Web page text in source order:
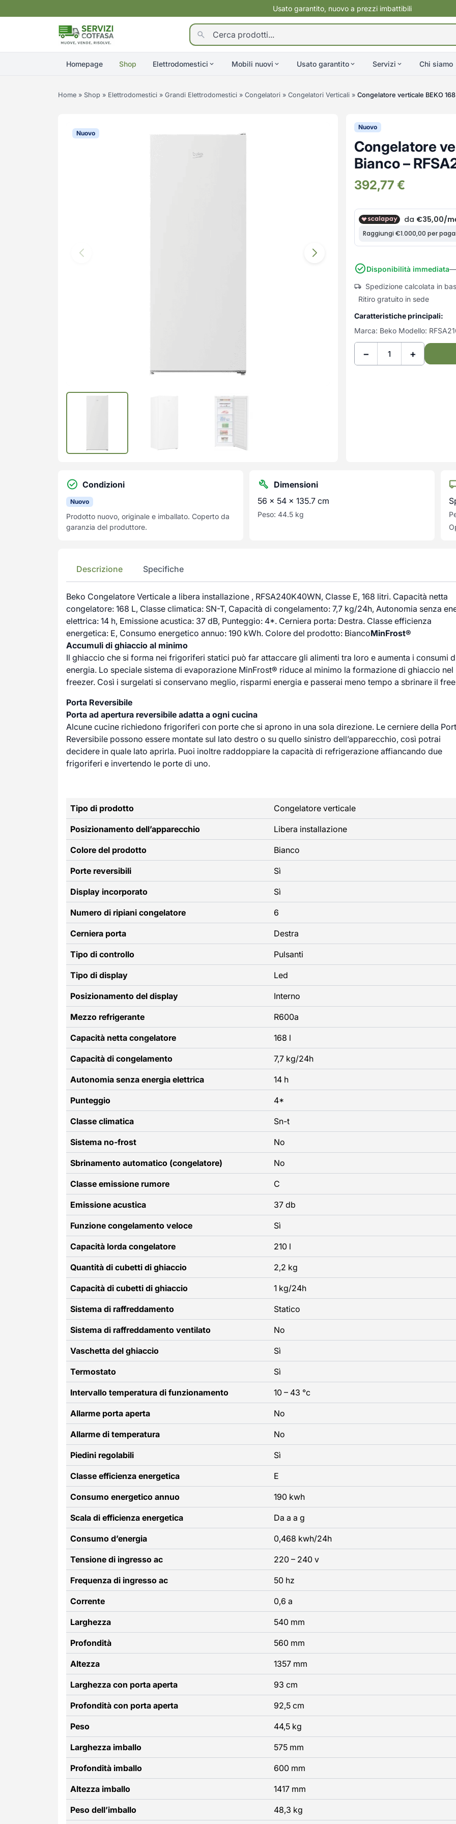
Usato garantito, nuovo a prezzi imbattibili
Homepage Shop Elettrodomestici Mobili nuovi Usato garantito Servizi Chi siamo
Home » Shop » Elettrodomestici » Grandi Elettrodomestici » Congelatori » Congelatori Verticali » Congelatore verticale BEKO
Nuovo
Nuovo
Congelatore
Bianco –
392,77 €
Disponibilità immediata—
Spedizione calcolata in
Ritiro gratuito in sede
Caratteristiche principali:
Marca: Beko Modello:
− +
Condizioni
Nuovo
Prodotto nuovo, originale e imballato. Coperto da
garanzia del produttore.
Dimensioni
56 × 54 × 135.7 cm
Peso: 44.5 kg
Descrizione Specifiche
Beko Congelatore Verticale a libera installazione , RFSA240K40WN, Classe E, 168 litri. Capacità netta
congelatore: 168 L, Classe climatica: SN-T, Capacità di congelamento: 7,7 kg/24h, Autonomia senza
elettrica: 14 h, Emissione acustica: 37 dB, Punteggio: 4*. Cerniera porta: Destra. Classe efficienza
energetica: E, Consumo energetico annuo: 190 kWh. Colore del prodotto: BiancoMinFrost®
Accumuli di ghiaccio al minimo
Il ghiaccio che si forma nei frigoriferi statici può far attaccare gli alimenti tra loro e aumenta i consumi
energia. Lo speciale sistema di evaporazione MinFrost® riduce al minimo la formazione di ghiaccio nel
freezer. Così i surgelati si conservano meglio, risparmi energia e passerai meno tempo a sbrinare il
Porta Reversibile
Porta ad apertura reversibile adatta a ogni cucina
Alcune cucine richiedono frigoriferi con porte che si aprono in una sola direzione. Le cerniere della
Reversibile possono essere montate sul lato destro o su quello sinistro dell’apparecchio, così potrai
decidere in quale lato aprirla. Puoi inoltre raddoppiare la capacità di refrigerazione affiancando due
frigoriferi e invertendo le porte di uno.
Tipo di prodotto Congelatore verticale
Posizionamento dell’apparecchio Libera installazione
Colore del prodotto Bianco
Porte reversibili Sì
Display incorporato Sì
Numero di ripiani congelatore 6
Cerniera porta Destra
Tipo di controllo Pulsanti
Tipo di display Led
Posizionamento del display Interno
Mezzo refrigerante R600a
Capacità netta congelatore 168 l
Capacità di congelamento 7,7 kg/24h
Autonomia senza energia elettrica 14 h
Punteggio 4*
Classe climatica Sn-t
Sistema no-frost No
Sbrinamento automatico (congelatore) No
Classe emissione rumore C
Emissione acustica 37 db
Funzione congelamento veloce Sì
Capacità lorda congelatore 210 l
Quantità di cubetti di ghiaccio 2,2 kg
Capacità di cubetti di ghiaccio 1 kg/24h
Sistema di raffreddamento Statico
Sistema di raffreddamento ventilato No
Vaschetta del ghiaccio Sì
Termostato Sì
Intervallo temperatura di funzionamento 10 – 43 °c
Allarme porta aperta No
Allarme di temperatura No
Piedini regolabili Sì
Classe efficienza energetica E
Consumo energetico annuo 190 kwh
Scala di efficienza energetica Da a a g
Consumo d’energia 0,468 kwh/24h
Tensione di ingresso ac 220 – 240 v
Frequenza di ingresso ac 50 hz
Corrente 0,6 a
Larghezza 540 mm
Profondità 560 mm
Altezza 1357 mm
Larghezza con porta aperta 93 cm
Profondità con porta aperta 92,5 cm
Peso 44,5 kg
Larghezza imballo 575 mm
Profondità imballo 600 mm
Altezza imballo 1417 mm
Peso dell’imballo 48,3 kg